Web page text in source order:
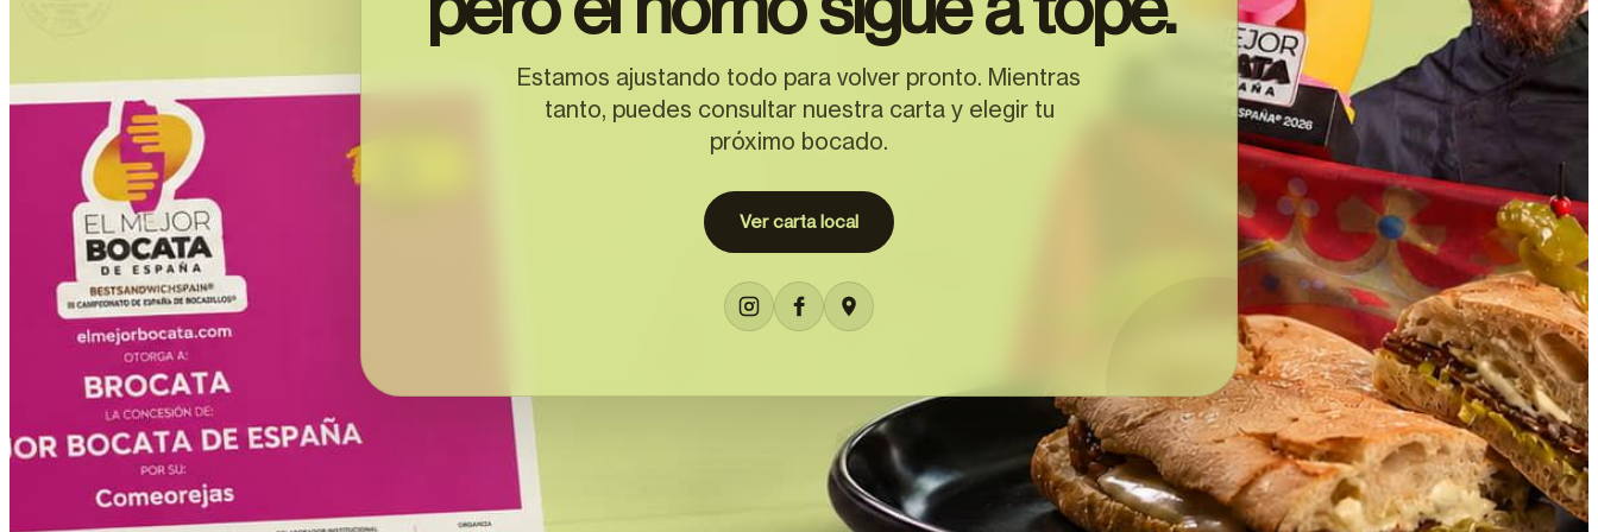
Estamos ajustando todo para volver pronto. Mientras
tanto, puedes consultar nuestra carta y elegir tu
próximo bocado.
Ver carta local